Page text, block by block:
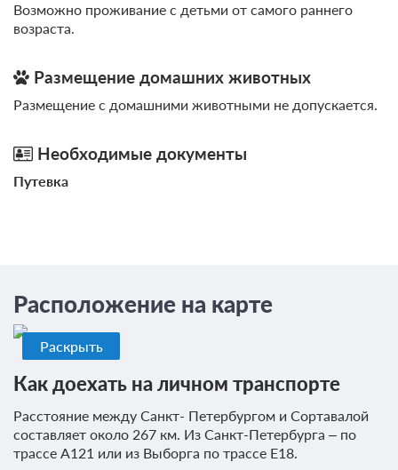
Одна диван-кровать
Моментальное подтверждение
Стандартный тариф, Без питания
При отмене оплата не возвращается
Возможно проживание с детьми от самого раннего
возраста.
Размещение домашних животных
Размещение с домашними животными не допускается.
Необходимые документы
Путевка
Расположение на карте
Раскрыть
Как доехать на личном транспорте
Расстояние между Санкт- Петербургом и Сортавалой
составляет около 267 км. Из Санкт-Петербурга – по
трассе А121 или из Выборга по трассе Е18.